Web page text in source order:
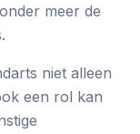
meer de
niet alleen
een rol kan